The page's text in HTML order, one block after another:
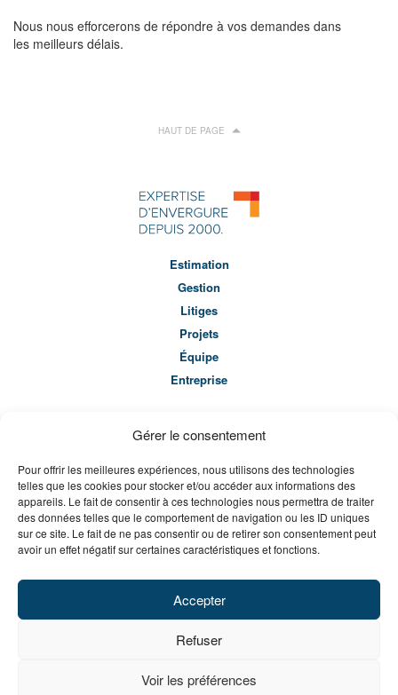
Gérer le consentement
Pour offrir les meilleures expériences, nous utilisons des technologies
telles que les cookies pour stocker et/ou accéder aux informations des
appareils. Le fait de consentir à ces technologies nous permettra de traiter
des données telles que le comportement de navigation ou les ID uniques
sur ce site. Le fait de ne pas consentir ou de retirer son consentement peut
avoir un effet négatif sur certaines caractéristiques et fonctions.
Accepter
Refuser
Voir les préférences
Nous nous efforcerons de répondre à vos demandes dans
les meilleurs délais.
HAUT DE PAGE
Estimation
Gestion
Litiges
Projets
Équipe
Entreprise
Actualités
Carrières
Contact
PLAN DU SITE
POLITIQUE DE CONFIDENTIALITÉ
RÉALISATION: SALTO